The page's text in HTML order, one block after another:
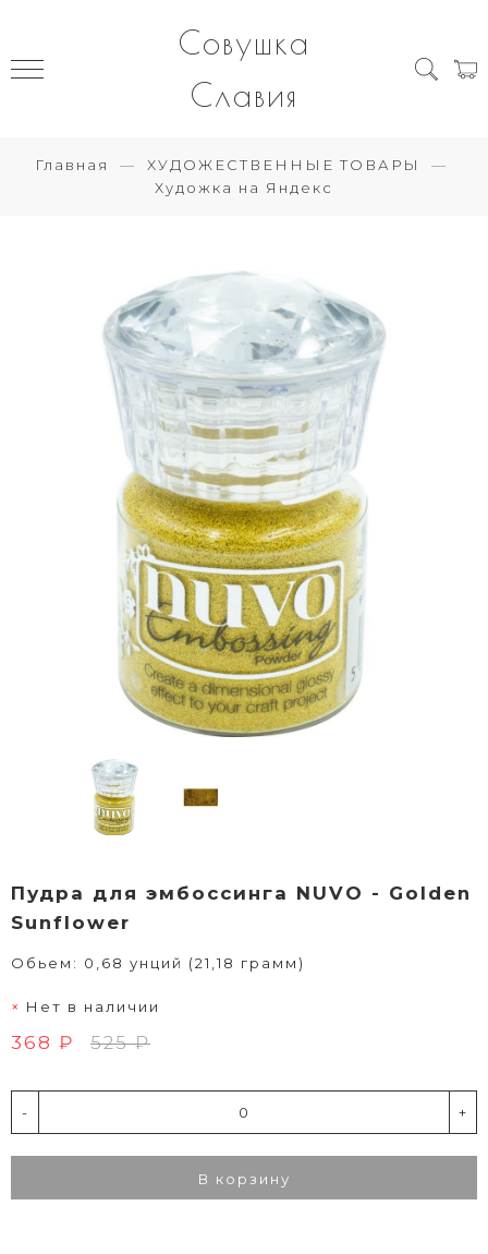
Совушка
Славия
Главная
ХУДОЖЕСТВЕННЫЕ ТОВАРЫ
Художка на Яндекс
Пудра для эмбоссинга NUVO - Golden
Sunflower
Обьем: 0,68 унций (21,18 грамм)
Нет в наличии
368 ₽ 525 ₽
- +
В корзину